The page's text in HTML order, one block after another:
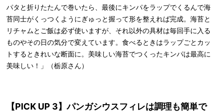
パタと折りたたんで巻いたら、最後にキンパをラップでくるんで海
苔同士がくっつくようにぎゅっと握って形を整えれば完成。海苔と
リチャムとご飯は必ず使いますが、それ以外の具材は毎回手に入る
ものやその日の気分で変えています。食べるときはラップごとカッ
トするときれいな断面に。美味しい海苔でつくったキンパは最高に
美味しい！」（栃原さん）
【PICK UP 3】パンガシウスフィレは調理も簡単で